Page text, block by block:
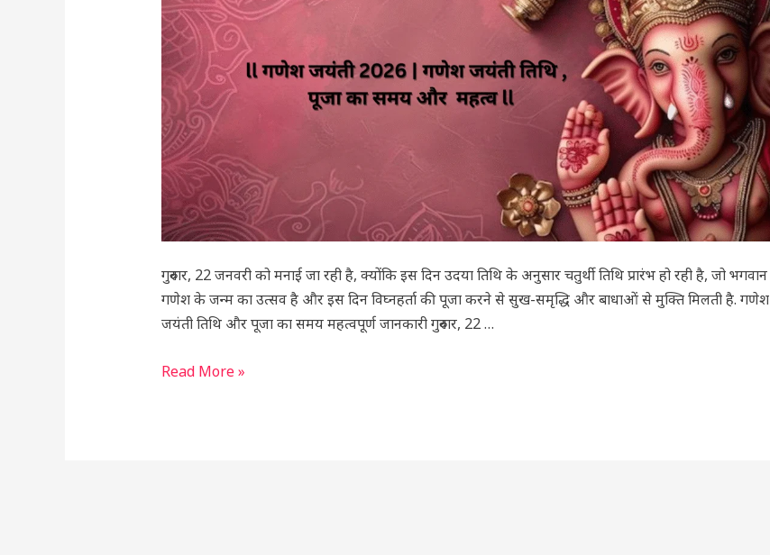
गुरुवार, 22 जनवरी को मनाई जा रही है, क्योंकि इस दिन उदया तिथि के अनुसार चतुर्थी तिथि प्रारंभ हो रही है, जो भगवान
गणेश के जन्म का उत्सव है और इस दिन विघ्नहर्ता की पूजा करने से सुख-समृद्धि और बाधाओं से मुक्ति मिलती है. गणेश
जयंती तिथि और पूजा का समय महत्वपूर्ण जानकारी गुरुवार, 22 …
जयंती
तिथि
,पूजा
का
समय
और
महत्व
Read More »